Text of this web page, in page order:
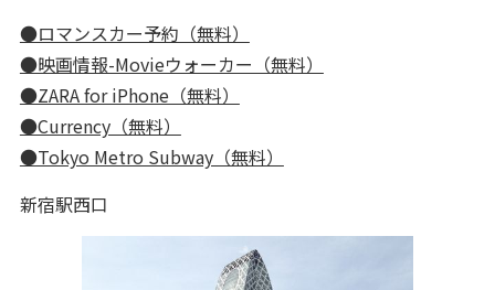
●ロマンスカー予約（無料）
●映画情報-Movieウォーカー（無料）
●ZARA for iPhone（無料）
●Currency（無料）
●Tokyo Metro Subway（無料）
新宿駅西口